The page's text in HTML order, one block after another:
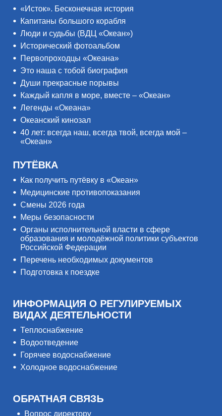
«Исток». Бесконечная история
Капитаны большого корабля
Люди и судьбы (ВДЦ «Океан»)
Исторический фотоальбом
Первопроходцы «Океана»
Это наша с тобой биография
Души прекрасные порывы
Каждый капля в море, вместе – «Океан»
Легенды «Океана»
Океанский кинозал
40 лет: всегда наш, всегда твой, всегда мой –
«Океан»
ПУТЁВКА
Как получить путёвку в «Океан»
Медицинские противопоказания
Смены 2026 года
Меры безопасности
Органы исполнительной власти в сфере
образования и молодёжной политики субъектов
Российской Федерации
Перечень необходимых документов
Подготовка к поездке
ИНФОРМАЦИЯ О РЕГУЛИРУЕМЫХ
ВИДАХ ДЕЯТЕЛЬНОСТИ
Теплоснабжение
Водоотведение
Горячее водоснабжение
Холодное водоснабжение
ОБРАТНАЯ СВЯЗЬ
Вопрос директору